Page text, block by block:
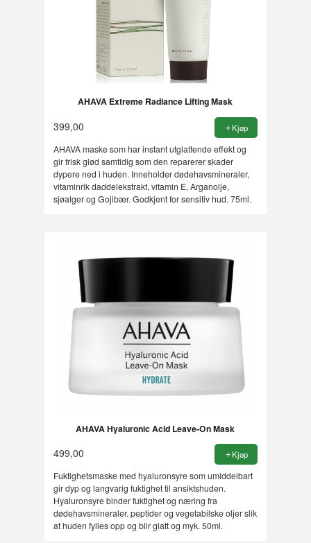
AHAVA Extreme Radiance Lifting Mask
399,00 Kjøp
AHAVA maske som har instant utglattende effekt og
gir frisk glød samtidig som den reparerer skader
dypere ned i huden. Inneholder dødehavsmineraler,
vitaminrik daddelekstrakt, vitamin E, Arganolje,
sjøalger og Gojibær. Godkjent for sensitiv hud. 75ml.
AHAVA Hyaluronic Acid Leave-On Mask
499,00 Kjøp
Fuktighetsmaske med hyaluronsyre som umiddelbart
gir dyp og langvarig fuktighet til ansiktshuden.
Hyaluronsyre binder fuktighet og næring fra
dødehavsmineraler. peptider og vegetabilske oljer slik
at huden fylles opp og blir glatt og myk. 50ml.